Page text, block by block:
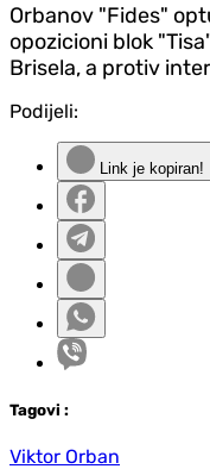
Orbanov "Fides"
opozicioni blok
Brisela, a protiv
Podijeli:
Link je kopiran!
Tagovi :
Viktor Orban